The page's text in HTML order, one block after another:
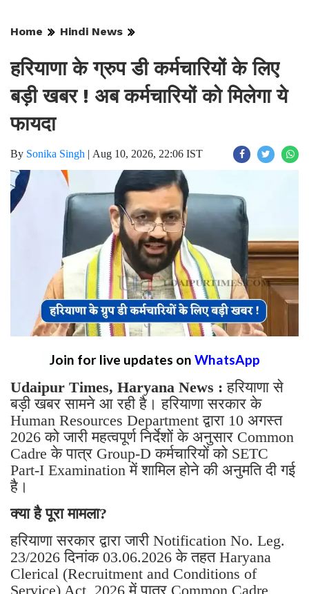
Home Hindi News
हरियाणा के ग्रुप डी कर्मचारियों के लिए
बड़ी खबर ! अब कर्मचारियों को मिलेगा ये
फायदा
By Sonika Singh Aug 10, 2026, 22:06 IST
Join for live updates on WhatsApp
Udaipur Times, Haryana News :हरियाणा से
बड़ी खबर सामने आ रही है। हरियाणा सरकार के
Human Resources Department द्वारा 10 अगस्त
2026 को जारी महत्वपूर्ण निर्देशों के अनुसार Common
Cadre के पात्र Group-D कर्मचारियों को SETC
Part-I Examination में शामिल होने की अनुमति दी गई
है।
क्या है पूरा मामला?
हरियाणा सरकार द्वारा जारी Notification No. Leg.
23/2026 दिनांक 03.06.2026 के तहत Haryana
Clerical (Recruitment and Conditions of
Service) Act, 2026 में पात्र Common Cadre